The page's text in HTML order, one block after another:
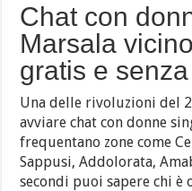
Chat con
Marsala
gratis e
Una delle rivoluzioni del
avviare chat con donne
frequentano zone come
Sappusi, Addolorata,
secondi puoi sapere chi è